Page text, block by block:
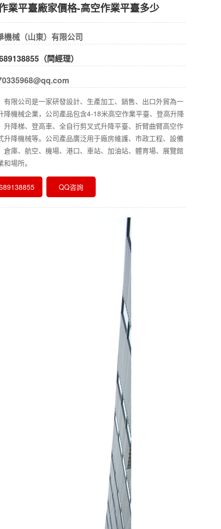
業平臺廠家價格-高空作業平臺多少
機械（山東）有限公司
（閆經理）
有限公司是一家研發設計、生產加工、銷售、出口外貿為一
降機械企業，公司產品包含4-18米高空作業平臺、登高升降
升降梯、登高車、全自行剪叉式升降平臺、折臂曲臂高空作
升降機械等。公司產品廣泛用于廠房維護、市政工程、設備
倉庫、航空、機場、港口、車站、加油站、體育場、展覽館
場所。
QQ咨詢